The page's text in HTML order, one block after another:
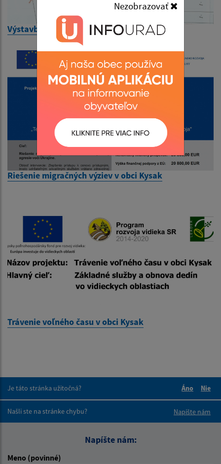
Nezobrazovať
Výstavba IBV Skalica
Riešenie migračných výziev v obci Kysak
Trávenie voľného času v obci Kysak
Je táto stránka užitočná?
Áno
Nie
Našli ste na stránke chybu?
Napíšte nám
Napíšte nám:
Meno (povinné)